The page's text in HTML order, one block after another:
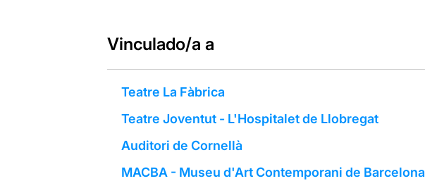
Vinculado/a a
Teatre La Fàbrica
Teatre Joventut - L'Hospitalet de Llobregat
Auditori de Cornellà
MACBA - Museu d'Art Contemporani de Barcelona